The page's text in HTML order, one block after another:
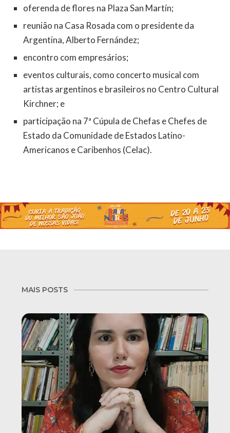
oferenda de flores na Plaza San Martín;
reunião na Casa Rosada com o presidente da
Argentina, Alberto Fernández;
encontro com empresários;
eventos culturais, como concerto musical com
artistas argentinos e brasileiros no Centro Cultural
Kirchner; e
participação na 7ª Cúpula de Chefas e Chefes de
Estado da Comunidade de Estados Latino-
Americanos e Caribenhos (Celac).
MAIS POSTS